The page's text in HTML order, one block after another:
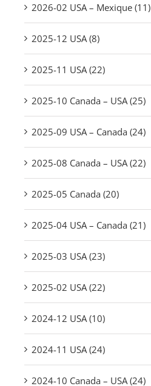
2026-02 USA – Mexique (11)
2025-12 USA (8)
2025-11 USA (22)
2025-10 Canada – USA (25)
2025-09 USA – Canada (24)
2025-08 Canada – USA (22)
2025-05 Canada (20)
2025-04 USA – Canada (21)
2025-03 USA (23)
2025-02 USA (22)
2024-12 USA (10)
2024-11 USA (24)
2024-10 Canada – USA (24)